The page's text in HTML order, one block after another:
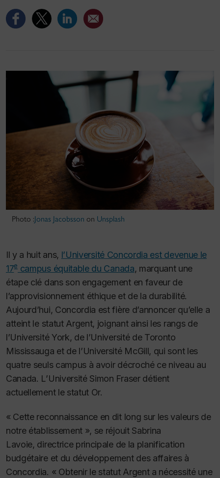
Photo :Jonas Jacobsson on Unsplash
Il y a huit ans, l’Université Concordia est devenue le
17e campus équitable du Canada, marquant une
étape clé dans son engagement en faveur de
l’approvisionnement éthique et de la durabilité.
Aujourd’hui, Concordia est fière d’annoncer qu’elle a
atteint le statut Argent, joignant ainsi les rangs de
l’Université York, de l’Université de Toronto
Mississauga et de l’Université McGill, qui sont les
quatre seuls campus à avoir décroché ce niveau au
Canada. L’Université Simon Fraser détient
actuellement le statut Or.
« Cette reconnaissance en dit long sur les valeurs de
notre établissement », se réjouit Sabrina
Lavoie, directrice principale de la planification
budgétaire et du développement des affaires à
Concordia. « Obtenir le statut Argent a nécessité une